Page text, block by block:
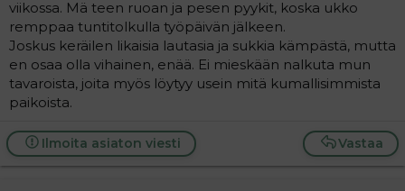
viikossa. Mä teen ruoan ja pesen pyykit, koska ukko
remppaa tuntitolkulla työpäivän jälkeen.
Joskus keräilen likaisia lautasia ja sukkia kämpästä, mutta
en osaa olla vihainen, enää. Ei mieskään nalkuta mun
tavaroista, joita myös löytyy usein mitä kumallisimmista
paikoista.
Vastaa
Ilmoita asiaton viesti